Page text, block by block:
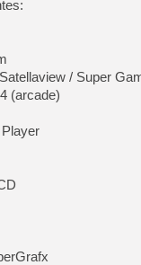
/ Super
(arcade)